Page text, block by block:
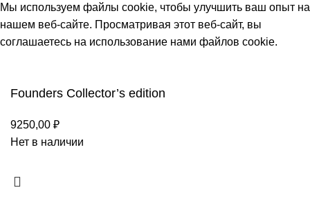
Мы используем файлы cookie, чтобы улучшить ваш опыт на
нашем веб-сайте. Просматривая этот веб-сайт, вы
соглашаетесь на использование нами файлов cookie.
Founders Collector’s edition
9250,00 ₽
Нет в наличии